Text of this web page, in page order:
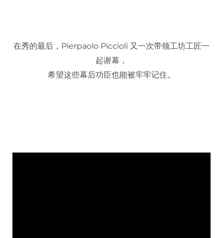
在秀的最后，Pierpaolo Piccioli 又一次带领工坊工匠一
起谢幕，
希望这些幕后功臣也能被牢牢记住。